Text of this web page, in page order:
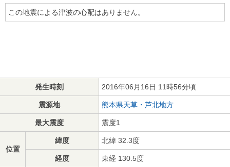
この地震による津波の心配はありません。
発生時刻 2016年06月16日 11時56分頃
震源地 熊本県天草・芦北地方
最大震度 震度1
位置
緯度 北緯 32.3度
経度 東経 130.5度